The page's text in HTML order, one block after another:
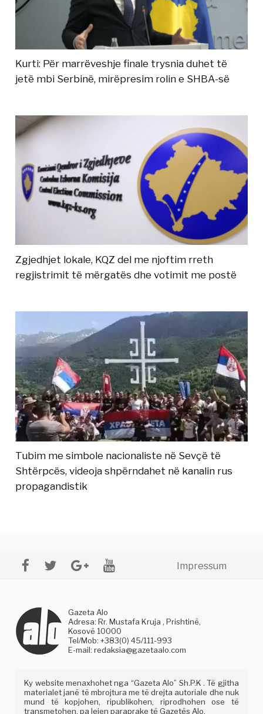
Kurti: Për marrëveshje finale trysnia duhet të
jetë mbi Serbinë, mirëpresim rolin e SHBA-së
Zgjedhjet lokale, KQZ del me njoftim rreth
regjistrimit të mërgatës dhe votimit me postë
Tubim me simbole nacionaliste në Sevçë të
Shtërpcës, videoja shpërndahet në kanalin rus
propagandistik
Impressum
Gazeta Alo
Adresa: Rr. Mustafa Kruja , Prishtinë,
Kosovë 10000
Tel/Mob: +383(0) 45/111-993
E-mail:redaksia@gazetaalo.com
Ky website menaxhohet nga “Gazeta Alo” Sh.P.K . Të gjitha
materialet janë të mbrojtura me të drejta autoriale dhe nuk
mund të kopjohen, ripublikohen, riprodhohen ose të
transmetohen, pa lejen paraprake të Gazetës Alo.